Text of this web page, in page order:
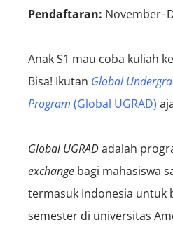
Pendaftaran:
Anak S1 mau coba kuliah
Bisa! Ikutan Global
Program (Global UGRAD)
Global UGRADadalah
exchange bagi mahasiswa
termasuk Indonesia untuk
semester di universitas